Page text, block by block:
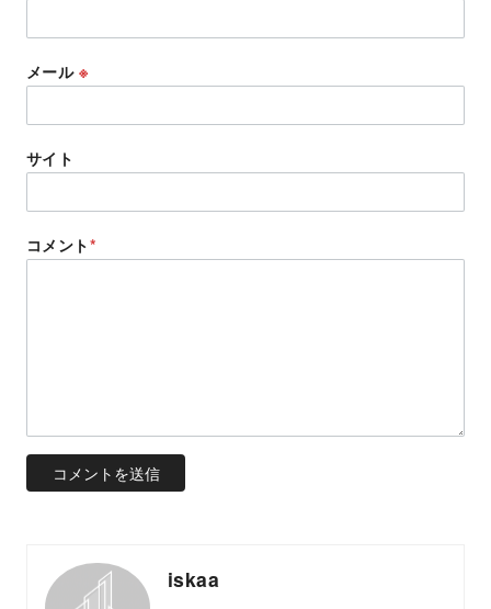
メール ※
サイト
コメント*
iskaa